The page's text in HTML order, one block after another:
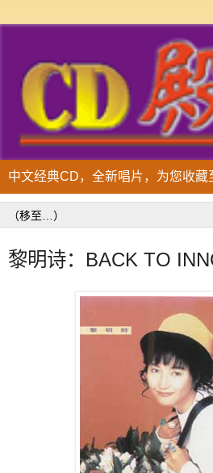
中文经典CD，全新唱片，为您收藏
黎明诗：BACK TO